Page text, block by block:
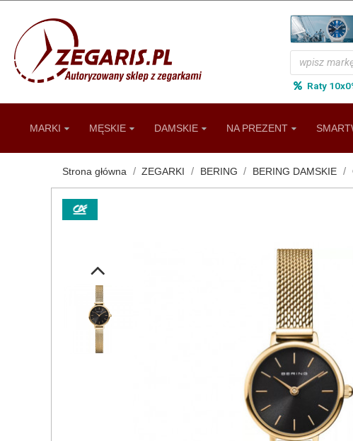
Raty
MARKI MĘSKIE DAMSKIE NA PREZENT
Strona główna ZEGARKI BERING BERING DAMSKIE